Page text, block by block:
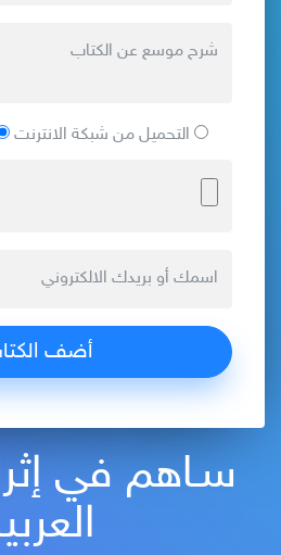
التحميل من شبكة الانترنت
سـاهم في